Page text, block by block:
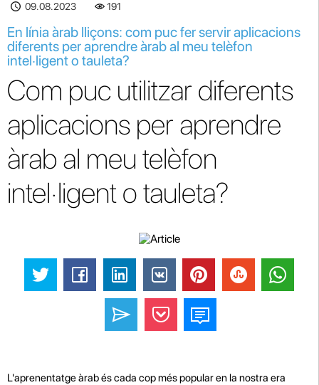
09.08.2023 191
En línia àrab lliçons: com puc fer servir aplicacions
diferents per aprendre àrab al meu telèfon
intel·ligent o tauleta?
Com puc utilitzar diferents
aplicacions per aprendre
àrab al meu telèfon
intel·ligent o tauleta?
L'aprenentatge àrab és cada cop més popular en la nostra era